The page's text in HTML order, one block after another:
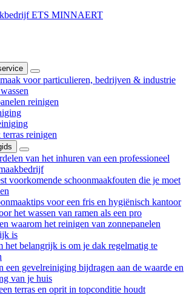
voor particulieren, bedrijven & industrie
reinigen
reinigen
van het inhuren van een professioneel
voorkomende schoonmaakfouten die je moet
voor een fris en hygiënisch kantoor
het wassen van ramen als een pro
waarom het reinigen van zonnepanelen
is
het belangrijk is om je dak regelmatig te
een gevelreiniging bijdragen aan de waarde en
van je huis
terras en oprit in topconditie houdt